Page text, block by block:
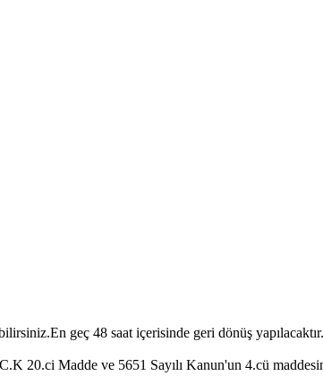
geç 48 saat içerisinde geri dönüş yapılacaktır.
20.ci Madde ve 5651 Sayılı Kanun'un 4.cü